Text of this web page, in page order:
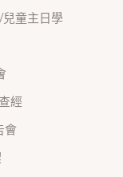
童主日學
經
會